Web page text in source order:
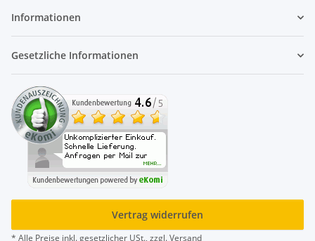
Informationen
Gesetzliche Informationen
Vertrag widerrufen
* Alle Preise inkl. gesetzlicher USt., zzgl.Versand